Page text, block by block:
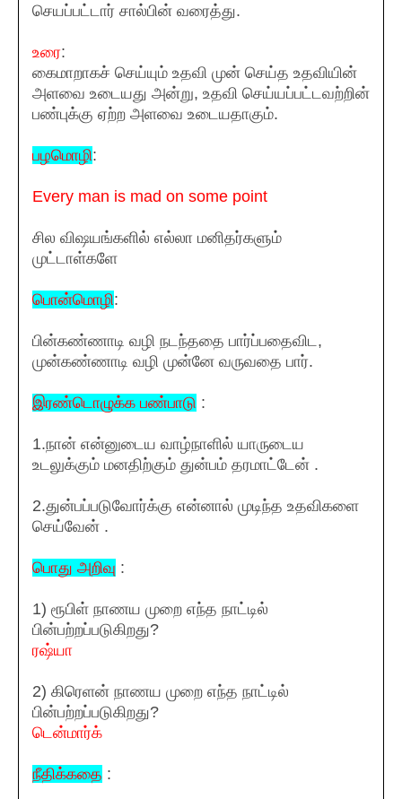
செயப்பட்டார் சால்பின் வரைத்து.
உரை:
கைமாறாகச் செய்யும் உதவி முன் செய்த உதவியின்
அளவை உடையது அன்று, உதவி செய்யப்பட்டவற்றின்
பண்புக்கு ஏற்ற அளவை உடையதாகும்.
பழமொழி:
Every man is mad on some point
சில விஷயங்களில் எல்லா மனிதர்களும்
முட்டாள்களே
பொன்மொழி:
பின்கண்ணாடி வழி நடந்ததை பார்ப்பதைவிட,
முன்கண்ணாடி வழி முன்னே வருவதை பார்.
இரண்டொழுக்க பண்பாடு :
1.நான் என்னுடைய வாழ்நாளில் யாருடைய
உடலுக்கும் மனதிற்கும் துன்பம் தரமாட்டேன் .
2.துன்பப்படுவோர்க்கு என்னால் முடிந்த உதவிகளை
செய்வேன் .
பொது அறிவு :
1) ரூபிள் நாணய முறை எந்த நாட்டில்
பின்பற்றப்படுகிறது?
ரஷ்யா
2) கிரெளன் நாணய முறை எந்த நாட்டில்
பின்பற்றப்படுகிறது?
டென்மார்க்
நீதிக்கதை :